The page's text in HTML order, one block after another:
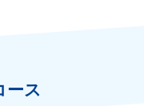
ース